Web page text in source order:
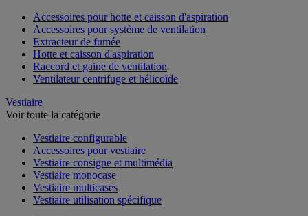
Accessoires pour hotte et caisson d'aspiration
Accessoires pour système de ventilation
Extracteur de fumée
Hotte et caisson d'aspiration
Raccord et gaine de ventilation
Ventilateur centrifuge et hélicoïde
Vestiaire
Voir toute la catégorie
Vestiaire configurable
Accessoires pour vestiaire
Vestiaire consigne et multimédia
Vestiaire monocase
Vestiaire multicases
Vestiaire utilisation spécifique